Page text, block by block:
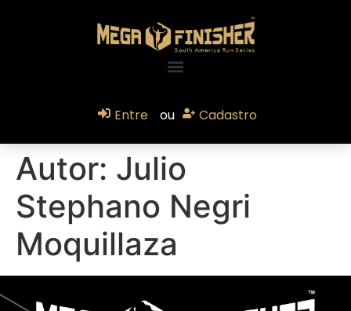
Entre ou Cadastro
Autor: Julio
Stephano Negri
Moquillaza